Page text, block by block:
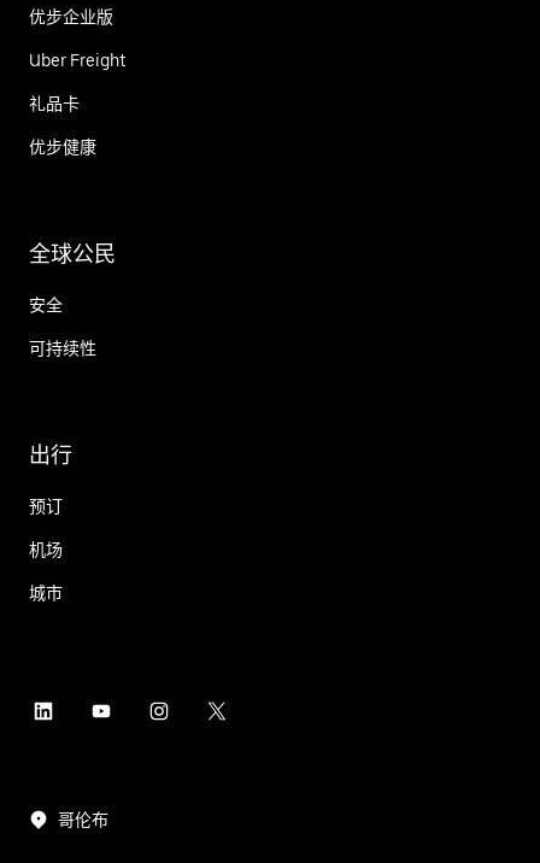
优步企业版
Uber Freight
礼品卡
优步健康
全球公民
安全
可持续性
出行
预订
机场
城市
哥伦布